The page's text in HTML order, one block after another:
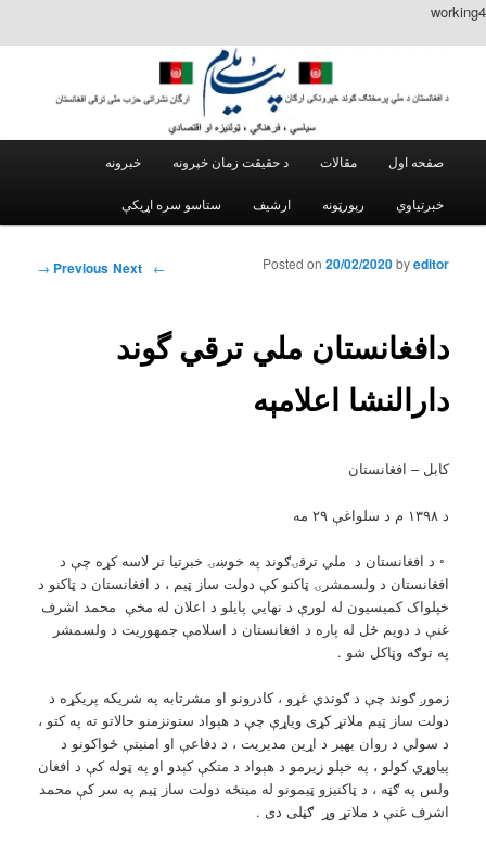
working4
Skip to primary content
Skip to secondary content
مقالات د حقیقت زمان خپرونه خبرونه
خبرتیاوي رپورټونه ارشیف
Post navigation
←
Next
→
دافغانستان ملي ترقي گوند
دارالنشا اعلامېه
Posted on 20/02/2020byeditor
کابل – افغانستان
د ۱۳۹۸ م د سلواغې ۲۹ مه
◦ د افغانستان د ملي ترقۍګوند په خوښۍ خبرتیا تر لاسه کړه چې د
افغانستان د ولسمشرۍ ټاکنو کې دولت ساز ټيم ، د افغانستان د ټاکنو د
خپلواک کمیسیون له لورې د نهایي پایلو د اعلان له مخې محمد اشرف
غنې د دویم ځل له پاره د افغانستان د اسلامې جمهوریت د ولسمشر
په توګه وټاکل شو .
زموږ ګوند چې د ګوندي غړو ، کادرونو او مشرتابه په شریکه پریکړه د
دولت ساز ټيم ملاتړ کړی ویاړې چې د هېواد ستونزمنو حالاتو ته په کتو ،
د سولي د روان بهیر د اړین مدیریت ، د دفاعې او امنیتې ځواکونو د
پياوړي کولو ، په خپلو زیرمو د هېواد د متکې کېدو او په ټوله کې د افغان
ولس په ګټه ، د ټاکنیزو ټيمونو له مینځه دولت ساز ټيم په سر کې محمد
اشرف غنې د ملاتړ وړ ګڼلی دی .